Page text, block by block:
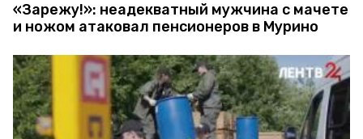
«Зарежу!»: неадекватный мужчина с мачете
и ножом атаковал пенсионеров в Мурино